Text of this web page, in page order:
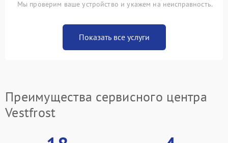
Мы проверим ваше устройство и укажем на неисправность.
Показать все услуги
Преимущества сервисного центра
Vestfrost